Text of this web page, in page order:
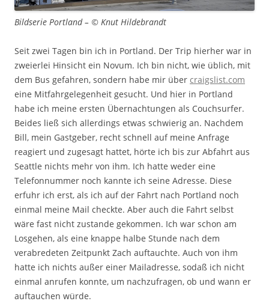
Bildserie Portland – © Knut Hildebrandt
Seit zwei Tagen bin ich in Portland. Der Trip hierher war in
zweierlei Hinsicht ein Novum. Ich bin nicht, wie üblich, mit
dem Bus gefahren, sondern habe mir über craigslist.com
eine Mitfahrgelegenheit gesucht. Und hier in Portland
habe ich meine ersten Übernachtungen als Couchsurfer.
Beides ließ sich allerdings etwas schwierig an. Nachdem
Bill, mein Gastgeber, recht schnell auf meine Anfrage
reagiert und zugesagt hattet, hörte ich bis zur Abfahrt aus
Seattle nichts mehr von ihm. Ich hatte weder eine
Telefonnummer noch kannte ich seine Adresse. Diese
erfuhr ich erst, als ich auf der Fahrt nach Portland noch
einmal meine Mail checkte. Aber auch die Fahrt selbst
wäre fast nicht zustande gekommen. Ich war schon am
Losgehen, als eine knappe halbe Stunde nach dem
verabredeten Zeitpunkt Zach auftauchte. Auch von ihm
hatte ich nichts außer einer Mailadresse, sodaß ich nicht
einmal anrufen konnte, um nachzufragen, ob und wann er
auftauchen würde.